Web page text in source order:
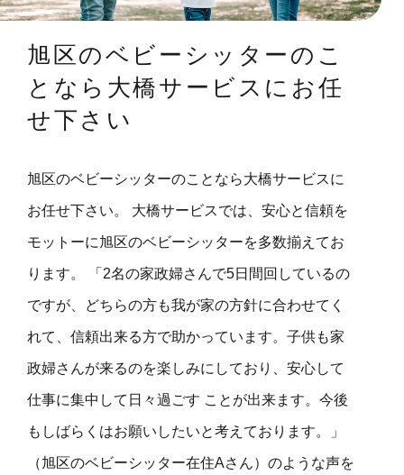
旭区のベビーシッターのこ
となら大橋サービスにお任
せ下さい
旭区のベビーシッターのことなら大橋サービスに
お任せ下さい。 大橋サービスでは、安心と信頼を
モットーに旭区のベビーシッターを多数揃えてお
ります。 「2名の家政婦さんで5日間回しているの
ですが、どちらの方も我が家の方針に合わせてく
れて、信頼出来る方で助かっています。子供も家
政婦さんが来るのを楽しみにしており、安心して
仕事に集中して日々過ごす ことが出来ます。今後
もしばらくはお願いしたいと考えております。」
（旭区のベビーシッター在住Aさん）のような声を